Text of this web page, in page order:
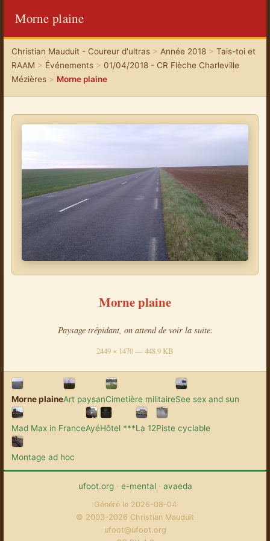
Morne plaine
Christian Mauduit - Coureur d'ultras> Année 2018> Tais-toi et
RAAM > Événements> 01/04/2018 - CR Flèche Charleville
Mézières> Morne plaine
Morne plaine
Paysage trépidant, on attend de voir la suite.
2449 × 1470 — 448.9 KB
Morne plaineArt paysanCimetière militaireSee sex and sun
Mad Max in FranceAyéHôtel ***La 12Piste cyclable
Montage ad hoc
ufoot.org· e-mental· avaeda
Généré le 2026-08-04
© 2003-2026 Christian Mauduit
ufoot@ufoot.org